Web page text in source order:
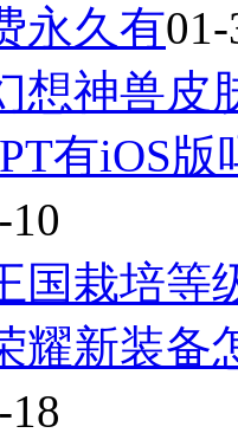
永久有01-
想神兽皮
有iOS
10
国栽培等
耀新装备
18